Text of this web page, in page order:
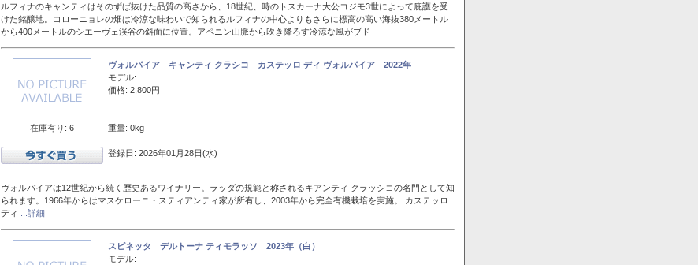
ルフィナのキャンティはそのずば抜けた品質の高さから、18世紀、時のトスカーナ大公コジモ3世によって庇護を受
けた銘醸地。コローニョレの畑は冷涼な味わいで知られるルフィナの中心よりもさらに標高の高い海抜380メートル
から400メートルのシエーヴェ渓谷の斜面に位置。アペニン山脈から吹き降ろす冷涼な風がブド
在庫有り: 6
ヴォルパイア キャンティ クラシコ カステッロ ディ ヴォルパイア 2022年
モデル:
価格: 2,800円
重量: 0kg
登録日: 2026年01月28日(水)
ヴォルパイアは12世紀から続く歴史あるワイナリー。ラッダの規範と称されるキアンティ クラッシコの名門として知
られます。1966年からはマスケローニ・スティアンティ家が所有し、2003年から完全有機栽培を実施。 カステッロ
ディ
...詳細
スピネッタ デルトーナ ティモラッソ 2023年（白）
モデル: